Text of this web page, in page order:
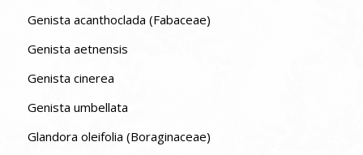
Genista acanthoclada (Fabaceae)
Genista aetnensis
Genista cinerea
Genista umbellata
Glandora oleifolia (Boraginaceae)